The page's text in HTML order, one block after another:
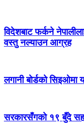
विदेशबाट फर्कने
वस्तु नल्याउन आग्रह
लगानी बोर्डको सिइओमा
सरकारसँगको १९ बुँदे